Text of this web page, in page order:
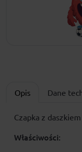
Opis Dane
Czapka z
Właściwości: